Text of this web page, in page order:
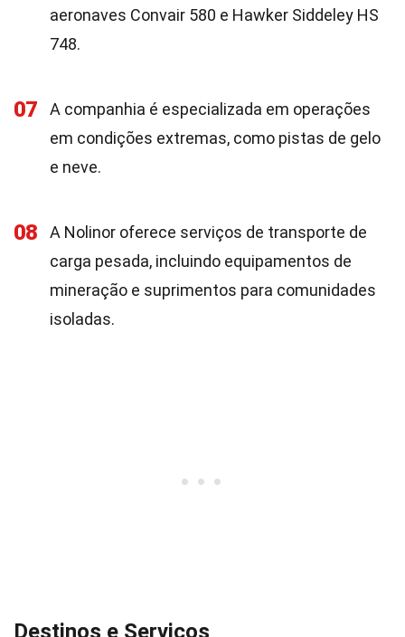
aeronaves Convair 580 e Hawker Siddeley HS
748.
07
A companhia é especializada em operações
em condições extremas, como pistas de gelo
e neve.
08
A Nolinor oferece serviços de transporte de
carga pesada, incluindo equipamentos de
mineração e suprimentos para comunidades
isoladas.
Destinos e Serviços